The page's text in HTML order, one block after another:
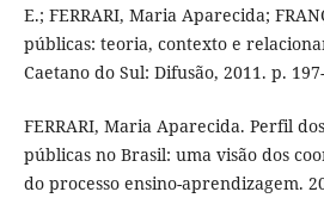
E.; FERRARI, Maria Aparecida;
públicas: teoria, contexto e
Caetano do Sul: Difusão, 2011. p.
FERRARI, Maria Aparecida. Perfil
públicas no Brasil: uma visão dos
do processo ensino-aprendizagem.